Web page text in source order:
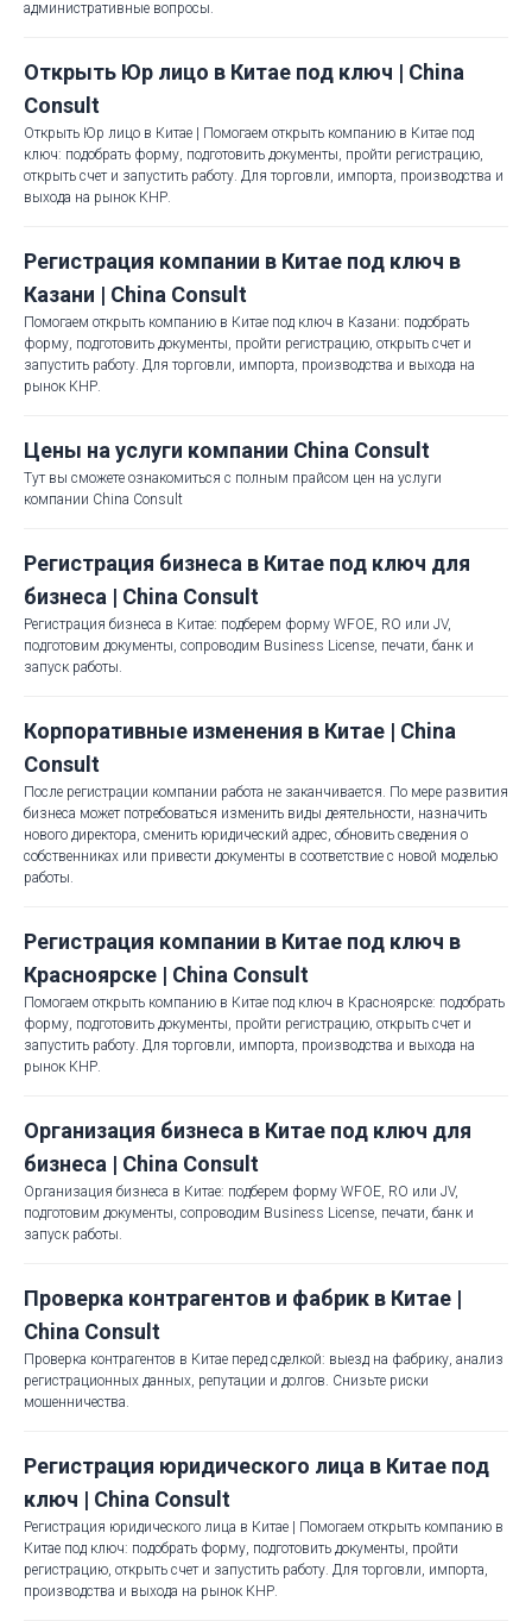
административные вопросы.
Открыть Юр лицо в Китае под ключ | China
Consult
Открыть Юр лицо в Китае | Помогаем открыть компанию в Китае под
ключ: подобрать форму, подготовить документы, пройти регистрацию,
открыть счет и запустить работу. Для торговли, импорта, производства и
выхода на рынок КНР.
Регистрация компании в Китае под ключ в
Казани | China Consult
Помогаем открыть компанию в Китае под ключ в Казани: подобрать
форму, подготовить документы, пройти регистрацию, открыть счет и
запустить работу. Для торговли, импорта, производства и выхода на
рынок КНР.
Цены на услуги компании China Consult
Тут вы сможете ознакомиться с полным прайсом цен на услуги
компании China Consult
Регистрация бизнеса в Китае под ключ для
бизнеса | China Consult
Регистрация бизнеса в Китае: подберем форму WFOE, RO или JV,
подготовим документы, сопроводим Business License, печати, банк и
запуск работы.
Корпоративные изменения в Китае | China
Consult
После регистрации компании работа не заканчивается. По мере развития
бизнеса может потребоваться изменить виды деятельности, назначить
нового директора, сменить юридический адрес, обновить сведения о
собственниках или привести документы в соответствие с новой моделью
работы.
Регистрация компании в Китае под ключ в
Красноярске | China Consult
Помогаем открыть компанию в Китае под ключ в Красноярске: подобрать
форму, подготовить документы, пройти регистрацию, открыть счет и
запустить работу. Для торговли, импорта, производства и выхода на
рынок КНР.
Организация бизнеса в Китае под ключ для
бизнеса | China Consult
Организация бизнеса в Китае: подберем форму WFOE, RO или JV,
подготовим документы, сопроводим Business License, печати, банк и
запуск работы.
Проверка контрагентов и фабрик в Китае |
China Consult
Проверка контрагентов в Китае перед сделкой: выезд на фабрику, анализ
регистрационных данных, репутации и долгов. Снизьте риски
мошенничества.
Регистрация юридического лица в Китае под
ключ | China Consult
Регистрация юридического лица в Китае | Помогаем открыть компанию в
Китае под ключ: подобрать форму, подготовить документы, пройти
регистрацию, открыть счет и запустить работу. Для торговли, импорта,
производства и выхода на рынок КНР.